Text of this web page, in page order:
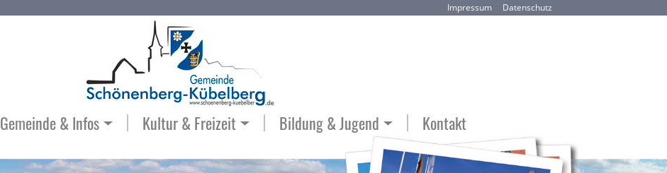
Impressum Datenschutz
Gemeinde & Infos Kultur & Freizeit Bildung & Jugend Kontakt